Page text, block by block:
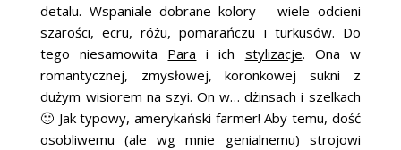
detalu. Wspaniale dobrane kolory – wiele odcieni
szarości, ecru, różu, pomarańczu i turkusów. Do
tego niesamowita Para i ich stylizacje. Ona w
romantycznej, zmysłowej, koronkowej sukni z
dużym wisiorem na szyi. On w… dżinsach i szelkach
🙂 Jak typowy, amerykański farmer! Aby temu, dość
osobliwemu (ale wg mnie genialnemu) strojowi